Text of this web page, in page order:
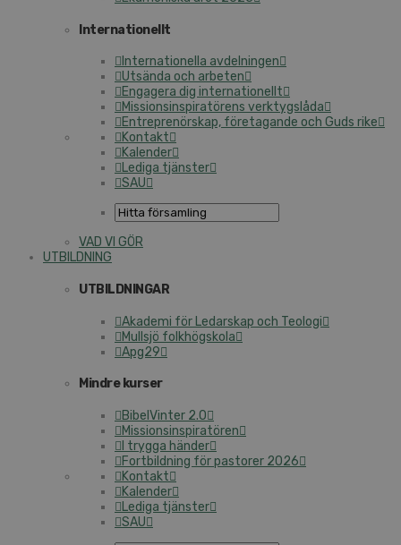
Internationellt
Internationella avdelningen
Utsända och arbeten
Engagera dig internationellt
Missionsinspiratörens verktygslåda
Entreprenörskap, företagande och Guds rike
Kontakt
Kalender
Lediga tjänster
SAU
VAD VI GÖR
UTBILDNING
UTBILDNINGAR
Akademi för Ledarskap och Teologi
Mullsjö folkhögskola
Apg29
Mindre kurser
BibelVinter 2.0
Missionsinspiratören
I trygga händer
Fortbildning för pastorer 2026
Kontakt
Kalender
Lediga tjänster
SAU